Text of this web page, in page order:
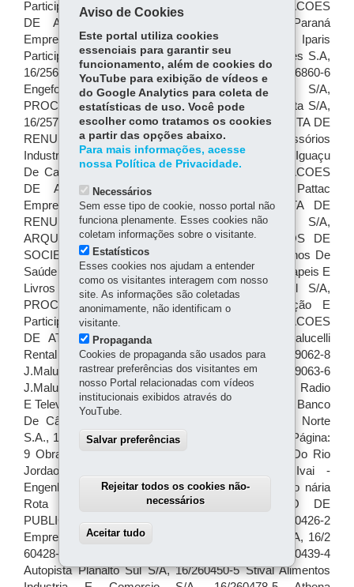
Aviso de Cookies
Este portal utiliza cookies
essenciais para garantir seu
funcionamento, além de cookies do
YouTube para exibição de vídeos e
do Google Analytics para coleta de
estatísticas de uso. Você pode
escolher como tratamos os cookies
a partir das opções abaixo.
Para mais informações, acesse
nossa Política de Privacidade.
Necessários
Sem esse tipo de cookie, nosso portal não
funciona plenamente. Esses cookies não
coletam informações sobre o visitante.
Estatísticos
Esses cookies nos ajudam a entender
como os visitantes interagem com nosso
site. As informações são coletadas
anonimamente, não identificam o
visitante.
Propaganda
Cookies de propaganda são usados para
rastrear preferências dos visitantes em
nosso Portal relacionadas com vídeos
institucionais exibidos através do
YouTube.
Salvar preferências
Rejeitar todos os cookies não-
necessários
Aceitar tudo